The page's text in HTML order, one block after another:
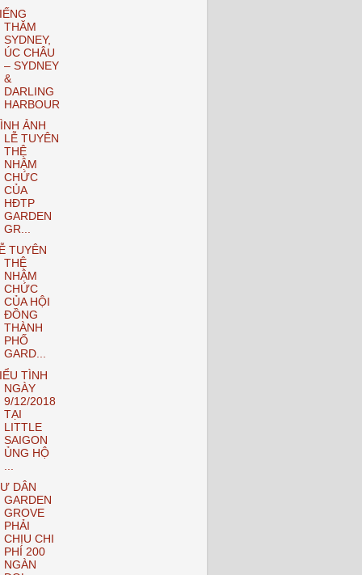
THĂM
SYDNEY,
ÚC CHÂU
– SYDNEY
&
DARLING
HARBOUR
ẢNH
LỄ TUYÊN
THỆ
NHẬM
CHỨC
CỦA
HĐTP
GARDEN
GR...
TUYÊN
THỆ
NHẬM
CHỨC
CỦA HỘI
ĐỒNG
THÀNH
PHỐ
GARD...
TÌNH
NGÀY
9/12/2018
TẠI
LITTLE
SAIGON
ỦNG HỘ
DÂN
GARDEN
GROVE
PHẢI
CHỊU CHI
PHÍ 200
NGÀN